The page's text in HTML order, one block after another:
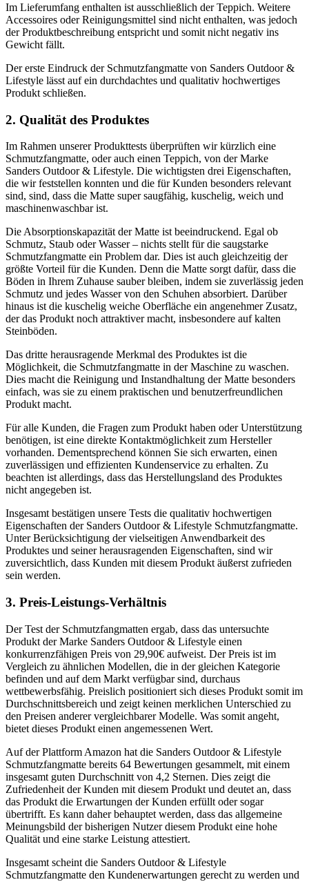
Im Lieferumfang enthalten ist ausschließlich der Teppich. Weitere
Accessoires oder Reinigungsmittel sind nicht enthalten, was jedoch
der Produktbeschreibung entspricht und somit nicht negativ ins
Gewicht fällt.
Der erste Eindruck der Schmutzfangmatte von Sanders Outdoor &
Lifestyle lässt auf ein durchdachtes und qualitativ hochwertiges
Produkt schließen.
2. Qualität des Produktes
Im Rahmen unserer Produkttests überprüften wir kürzlich eine
Schmutzfangmatte, oder auch einen Teppich, von der Marke
Sanders Outdoor & Lifestyle. Die wichtigsten drei Eigenschaften,
die wir feststellen konnten und die für Kunden besonders relevant
sind, sind, dass die Matte super saugfähig, kuschelig, weich und
maschinenwaschbar ist.
Die Absorptionskapazität der Matte ist beeindruckend. Egal ob
Schmutz, Staub oder Wasser – nichts stellt für die saugstarke
Schmutzfangmatte ein Problem dar. Dies ist auch gleichzeitig der
größte Vorteil für die Kunden. Denn die Matte sorgt dafür, dass die
Böden in Ihrem Zuhause sauber bleiben, indem sie zuverlässig jeden
Schmutz und jedes Wasser von den Schuhen absorbiert. Darüber
hinaus ist die kuschelig weiche Oberfläche ein angenehmer Zusatz,
der das Produkt noch attraktiver macht, insbesondere auf kalten
Steinböden.
Das dritte herausragende Merkmal des Produktes ist die
Möglichkeit, die Schmutzfangmatte in der Maschine zu waschen.
Dies macht die Reinigung und Instandhaltung der Matte besonders
einfach, was sie zu einem praktischen und benutzerfreundlichen
Produkt macht.
Für alle Kunden, die Fragen zum Produkt haben oder Unterstützung
benötigen, ist eine direkte Kontaktmöglichkeit zum Hersteller
vorhanden. Dementsprechend können Sie sich erwarten, einen
zuverlässigen und effizienten Kundenservice zu erhalten. Zu
beachten ist allerdings, dass das Herstellungsland des Produktes
nicht angegeben ist.
Insgesamt bestätigen unsere Tests die qualitativ hochwertigen
Eigenschaften der Sanders Outdoor & Lifestyle Schmutzfangmatte.
Unter Berücksichtigung der vielseitigen Anwendbarkeit des
Produktes und seiner herausragenden Eigenschaften, sind wir
zuversichtlich, dass Kunden mit diesem Produkt äußerst zufrieden
sein werden.
3. Preis-Leistungs-Verhältnis
Der Test der Schmutzfangmatten ergab, dass das untersuchte
Produkt der Marke Sanders Outdoor & Lifestyle einen
konkurrenzfähigen Preis von 29,90€ aufweist. Der Preis ist im
Vergleich zu ähnlichen Modellen, die in der gleichen Kategorie
befinden und auf dem Markt verfügbar sind, durchaus
wettbewerbsfähig. Preislich positioniert sich dieses Produkt somit im
Durchschnittsbereich und zeigt keinen merklichen Unterschied zu
den Preisen anderer vergleichbarer Modelle. Was somit angeht,
bietet dieses Produkt einen angemessenen Wert.
Auf der Plattform Amazon hat die Sanders Outdoor & Lifestyle
Schmutzfangmatte bereits 64 Bewertungen gesammelt, mit einem
insgesamt guten Durchschnitt von 4,2 Sternen. Dies zeigt die
Zufriedenheit der Kunden mit diesem Produkt und deutet an, dass
das Produkt die Erwartungen der Kunden erfüllt oder sogar
übertrifft. Es kann daher behauptet werden, dass das allgemeine
Meinungsbild der bisherigen Nutzer diesem Produkt eine hohe
Qualität und eine starke Leistung attestiert.
Insgesamt scheint die Sanders Outdoor & Lifestyle
Schmutzfangmatte den Kundenerwartungen gerecht zu werden und